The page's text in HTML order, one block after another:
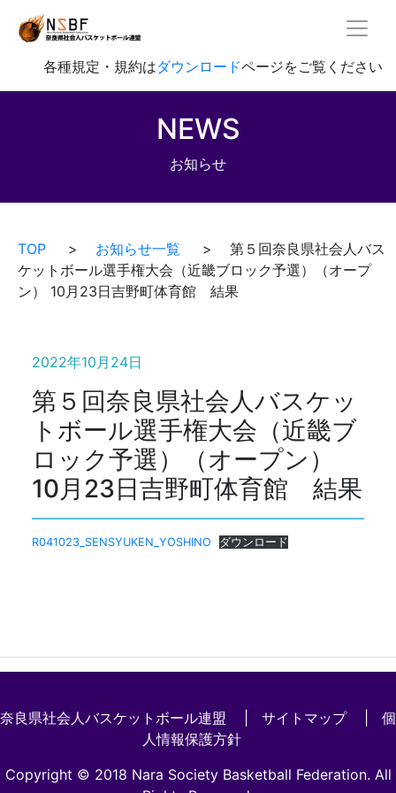
各種規定・規約はダウンロードページをご覧ください
NEWS
お知らせ
TOP > お知らせ一覧 > 第５回奈良県社会人バス
ケットボール選手権大会（近畿ブロック予選）（オープ
ン） 10月23日吉野町体育館 結果
2022年10月24日
第５回奈良県社会人バスケッ
トボール選手権大会（近畿ブ
ロック予選）（オープン）
10月23日吉野町体育館 結果
R041023_SENSYUKEN_YOSHINO ダウンロード
奈良県社会人バスケットボール連盟 | サイトマップ| 個
人情報保護方針
Copyright © 2018 Nara Society Basketball Federation. All